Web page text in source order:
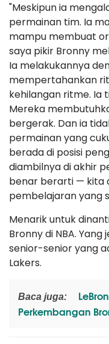
"Meskipun ia
permainan tim. Ia
mampu membuat
saya pikir Bronny
Ia melakukannya
mempertahankan
kehilangan ritme. Ia
Mereka
bergerak. Dan ia
permainan yang
berada di posisi
diambilnya di akhir
benar berarti — kita
pembelajaran yang
Menarik untuk
Bronny di NBA.
senior-senior yang
Lakers.
Baca juga:
Perkembangan